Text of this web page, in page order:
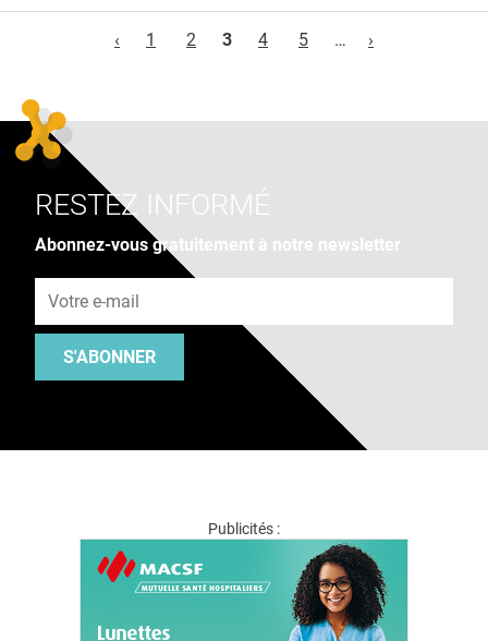
‹
1 2 3 4 5 … ›
RESTEZ INFORMÉ
Abonnez-vous gratuitement à notre newsletter
S'ABONNER
Publicités :